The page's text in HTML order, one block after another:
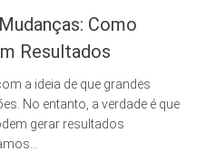
Como
Resultados
a ideia de que grandes
No entanto, a verdade é que
gerar resultados